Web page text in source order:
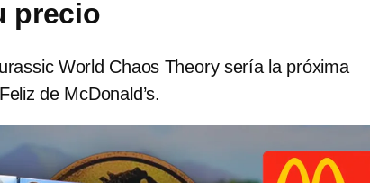
precio
World Chaos Theory sería la próxima
de McDonald’s.